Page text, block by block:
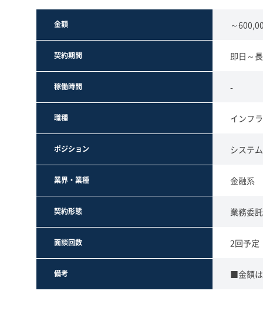
金額 ～
契約期間 即日～
稼働時間 -
職種 インフ
ポジション システ
業界・業種 金融系
契約形態 業務委
面談回数 2回予定
備考 ■金額は